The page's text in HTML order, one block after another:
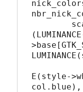
E(style-